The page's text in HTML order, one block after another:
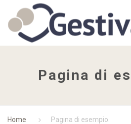
Pagina di
Home Pagina di esempio.